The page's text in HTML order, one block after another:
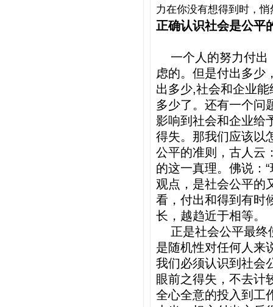
力在你没有想得到时，
正确认识社会是公平
一个人的努力付出
虑的。但是付出多少
出多少,社会和企业
多少了。还有一个问
影响到社会和企业给
得失。那我们应该以
公平的准则，古人云
的这一真理。佛说：
观点，是社会公平的
看，付出和得到有时
长，越趋近于相等。
正是社会公平最终
是随机性对任何人来
我们必须认识到社会
眼前之得失，不去计
全心全意的投入到工